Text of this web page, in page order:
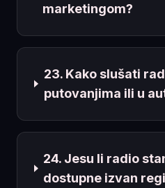
marketingom?
23. Kako slušati
putovanjima ili u
24. Jesu li radio
dostupne izvan